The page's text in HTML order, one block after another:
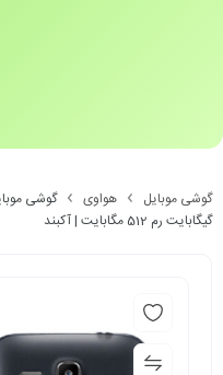
گوشی موبایل هواوی
گیگابایت رم 512 مگابایت | آکبند